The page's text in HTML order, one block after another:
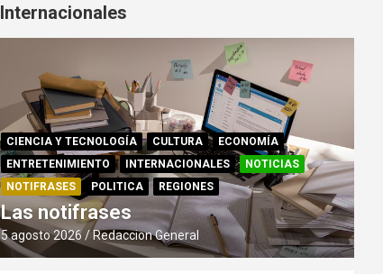
Internacionales
CIENCIA Y TECNOLOGÍA CULTURA
ECONOMÍA
ENTRETENIMIENTO
INTERNACIONALES
NOTICIAS
NOTIFRASES
POLITICA REGIONES
Las notifrases
5 agosto 2026 Redaccion General